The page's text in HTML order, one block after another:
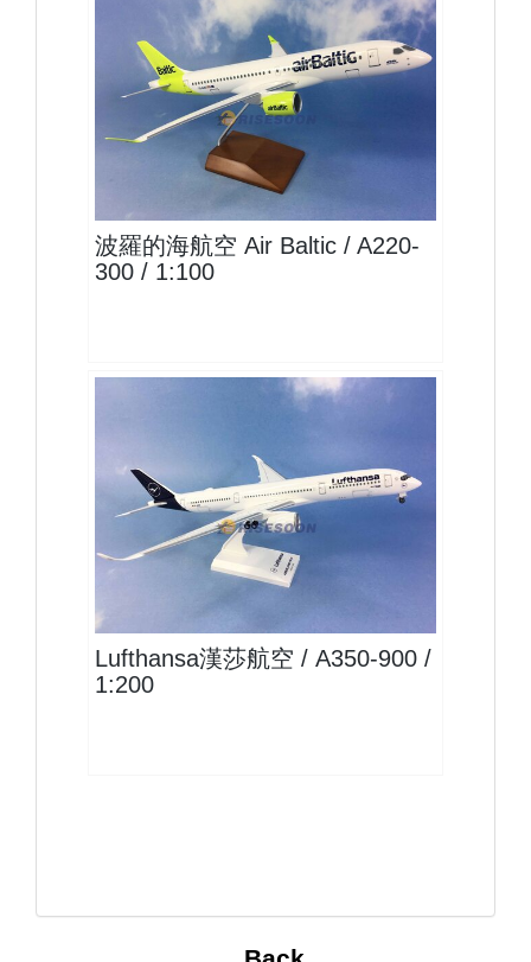
BTI10A223P03 $2200
波羅的海航空 Air Baltic / A220-
300 / 1:100
DLH20A359P01-1 $2000
Lufthansa漢莎航空 / A350-900 /
1:200